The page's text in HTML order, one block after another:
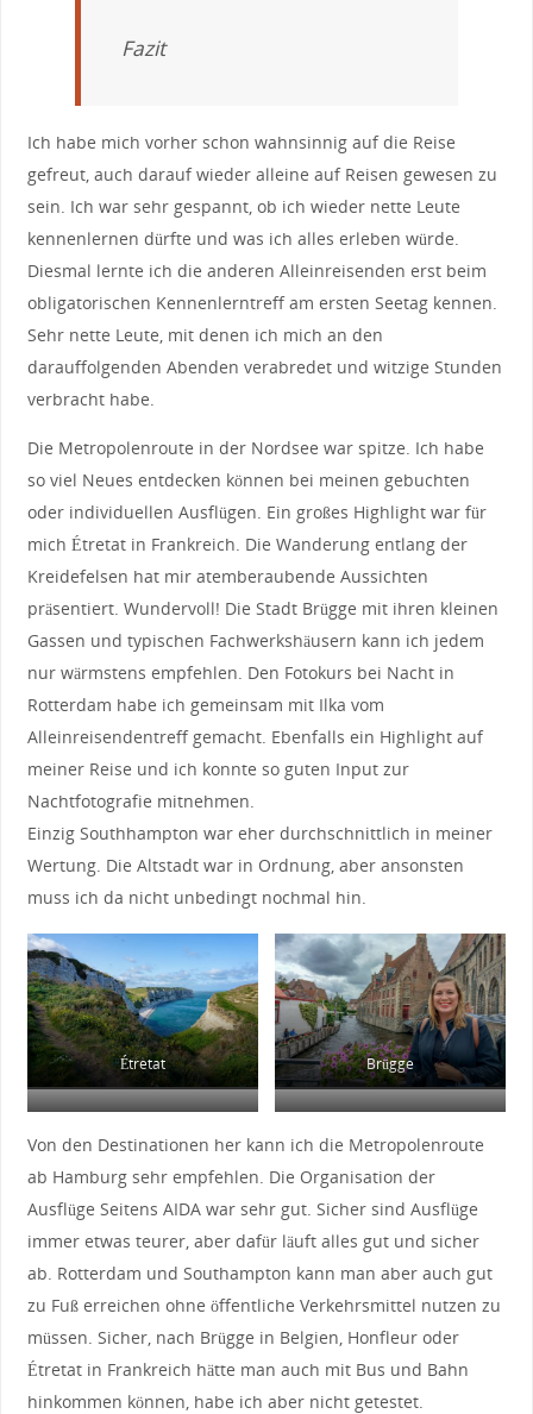
Fazit
Ich habe mich vorher schon wahnsinnig auf die Reise
gefreut, auch darauf wieder alleine auf Reisen gewesen zu
sein. Ich war sehr gespannt, ob ich wieder nette Leute
kennenlernen dürfte und was ich alles erleben würde.
Diesmal lernte ich die anderen Alleinreisenden erst beim
obligatorischen Kennenlerntreff am ersten Seetag kennen.
Sehr nette Leute, mit denen ich mich an den
darauffolgenden Abenden verabredet und witzige Stunden
verbracht habe.
Die Metropolenroute in der Nordsee war spitze. Ich habe
so viel Neues entdecken können bei meinen gebuchten
oder individuellen Ausflügen. Ein großes Highlight war für
mich Étretat in Frankreich. Die Wanderung entlang der
Kreidefelsen hat mir atemberaubende Aussichten
präsentiert. Wundervoll! Die Stadt Brügge mit ihren kleinen
Gassen und typischen Fachwerkshäusern kann ich jedem
nur wärmstens empfehlen. Den Fotokurs bei Nacht in
Rotterdam habe ich gemeinsam mit Ilka vom
Alleinreisendentreff gemacht. Ebenfalls ein Highlight auf
meiner Reise und ich konnte so guten Input zur
Nachtfotografie mitnehmen.
Einzig Southhampton war eher durchschnittlich in meiner
Wertung. Die Altstadt war in Ordnung, aber ansonsten
muss ich da nicht unbedingt nochmal hin.
Étretat Brügge
Rotterdam Rotterdam by night
Von den Destinationen her kann ich die Metropolenroute
ab Hamburg sehr empfehlen. Die Organisation der
Ausflüge Seitens AIDA war sehr gut. Sicher sind Ausflüge
immer etwas teurer, aber dafür läuft alles gut und sicher
ab. Rotterdam und Southampton kann man aber auch gut
zu Fuß erreichen ohne öffentliche Verkehrsmittel nutzen zu
müssen. Sicher, nach Brügge in Belgien, Honfleur oder
Étretat in Frankreich hätte man auch mit Bus und Bahn
hinkommen können, habe ich aber nicht getestet.